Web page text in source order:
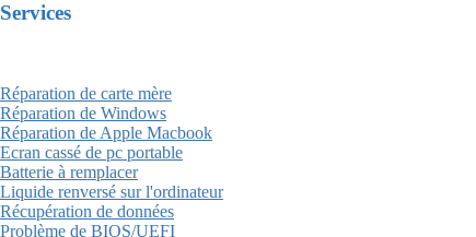
Services
Réparation de carte mère
Réparation de Windows
Réparation de Apple Macbook
Ecran cassé de pc portable
Batterie à remplacer
Liquide renversé sur l'ordinateur
Récupération de données
Problème de BIOS/UEFI